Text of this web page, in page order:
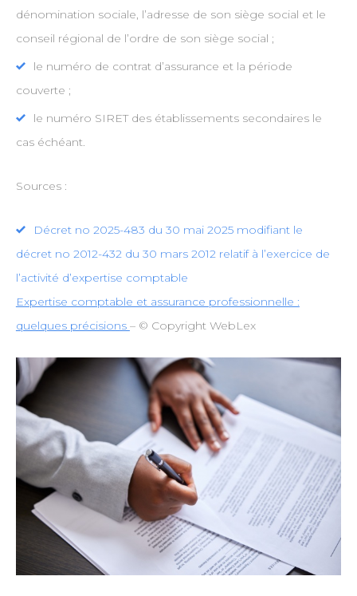
dénomination sociale, l’adresse de son siège social et le
conseil régional de l’ordre de son siège social ;
le numéro de contrat d’assurance et la période
couverte ;
le numéro SIRET des établissements secondaires le
cas échéant.
Sources :
Décret no 2025-483 du 30 mai 2025 modifiant le
décret no 2012-432 du 30 mars 2012 relatif à l’exercice de
l’activité d’expertise comptable
Expertise comptable et assurance professionnelle :
quelques précisions – © Copyright WebLex